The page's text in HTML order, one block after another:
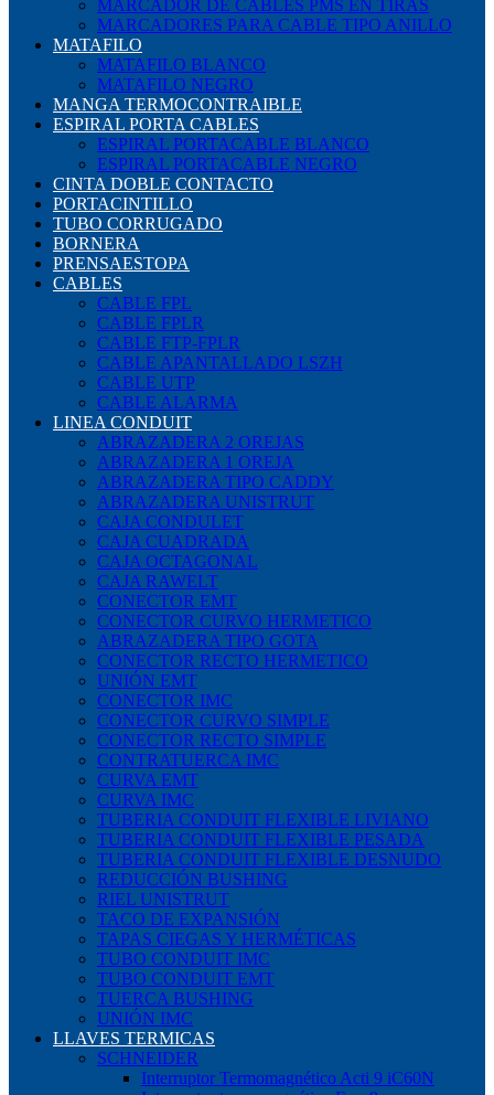
MARCADOR DE CABLES PMS EN TIRAS
MARCADORES PARA CABLE TIPO ANILLO
MATAFILO
MATAFILO BLANCO
MATAFILO NEGRO
MANGA TERMOCONTRAIBLE
ESPIRAL PORTA CABLES
ESPIRAL PORTACABLE BLANCO
ESPIRAL PORTACABLE NEGRO
CINTA DOBLE CONTACTO
PORTACINTILLO
TUBO CORRUGADO
BORNERA
PRENSAESTOPA
CABLES
CABLE FPL
CABLE FPLR
CABLE FTP-FPLR
CABLE APANTALLADO LSZH
CABLE UTP
CABLE ALARMA
LINEA CONDUIT
ABRAZADERA 2 OREJAS
ABRAZADERA 1 OREJA
ABRAZADERA TIPO CADDY
ABRAZADERA UNISTRUT
CAJA CONDULET
CAJA CUADRADA
CAJA OCTAGONAL
CAJA RAWELT
CONECTOR EMT
CONECTOR CURVO HERMETICO
ABRAZADERA TIPO GOTA
CONECTOR RECTO HERMETICO
UNIÓN EMT
CONECTOR IMC
CONECTOR CURVO SIMPLE
CONECTOR RECTO SIMPLE
CONTRATUERCA IMC
CURVA EMT
CURVA IMC
TUBERIA CONDUIT FLEXIBLE LIVIANO
TUBERIA CONDUIT FLEXIBLE PESADA
TUBERIA CONDUIT FLEXIBLE DESNUDO
REDUCCIÓN BUSHING
RIEL UNISTRUT
TACO DE EXPANSIÓN
TAPAS CIEGAS Y HERMÉTICAS
TUBO CONDUIT IMC
TUBO CONDUIT EMT
TUERCA BUSHING
UNIÓN IMC
LLAVES TERMICAS
SCHNEIDER
Interruptor Termomagnético Acti 9 iC60N